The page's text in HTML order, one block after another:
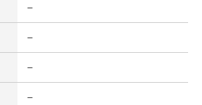
－
－
－
－